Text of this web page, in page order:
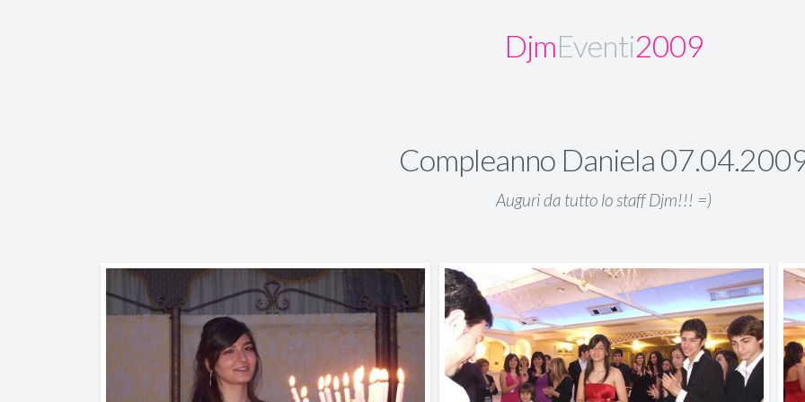
DjmEventi2009
Compleanno Daniela
Auguri da tutto lo staff Djm!!! =)